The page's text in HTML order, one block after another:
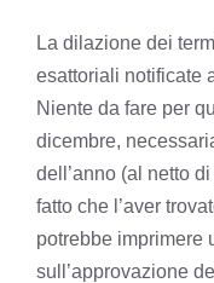
La dilazione dei
esattoriali notificate
Niente da fare per
dicembre,
dell’anno (al netto
fatto che l’aver
potrebbe imprimere
sull’approvazione